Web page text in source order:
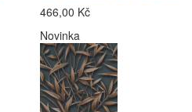
466,00 Kč
Novinka